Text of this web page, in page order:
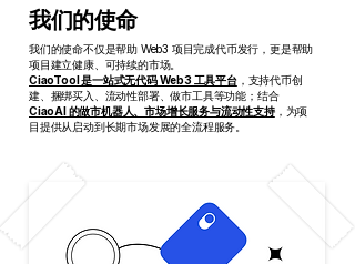
我们的使命
我们的使命不仅是帮助 Web3 项目完成代币发行，更是帮助
项目建立健康、可持续的市场。
CiaoTool 是一站式无代码 Web3 工具平台，支持代币创
建、捆绑买入、流动性部署、做市工具等功能；结合
CiaoAI 的做市机器人、市场增长服务与流动性支持，为项
目提供从启动到长期市场发展的全流程服务。